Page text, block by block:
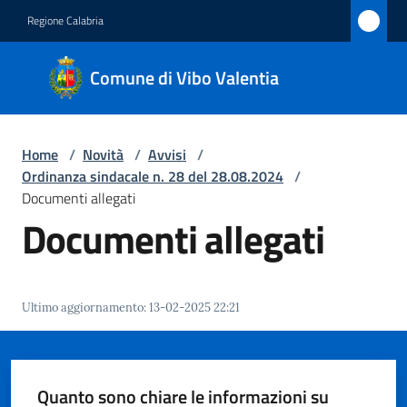
Regione Calabria
Comune di Vibo Valentia
Comune
di Vibo
Valentia
Amministrazione
Novità
Vibo
Valentia
Home / Novità / Avvisi /
Ordinanza sindacale n. 28 del 28.08.2024 /
Documenti allegati
Documenti allegati
Ultimo aggiornamento:13-02-2025 22:21
Quanto sono chiare le informazioni su